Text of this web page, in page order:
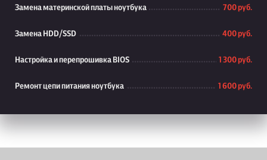
Замена материнской платы ноутбука 700 руб.
Замена HDD/SSD 400 руб.
Настройка и перепрошивка BIOS 1 300 руб.
Ремонт цепи питания ноутбука 1 600 руб.